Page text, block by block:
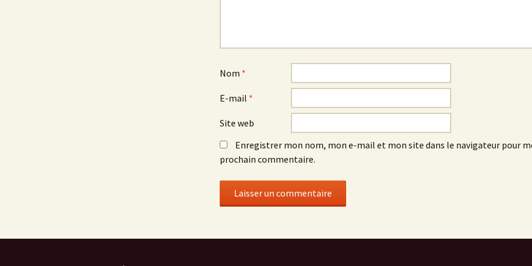
Nom *
E-mail *
Site web
Enregistrer mon nom, mon e-mail et mon site dans le navigateur pour
prochain commentaire.